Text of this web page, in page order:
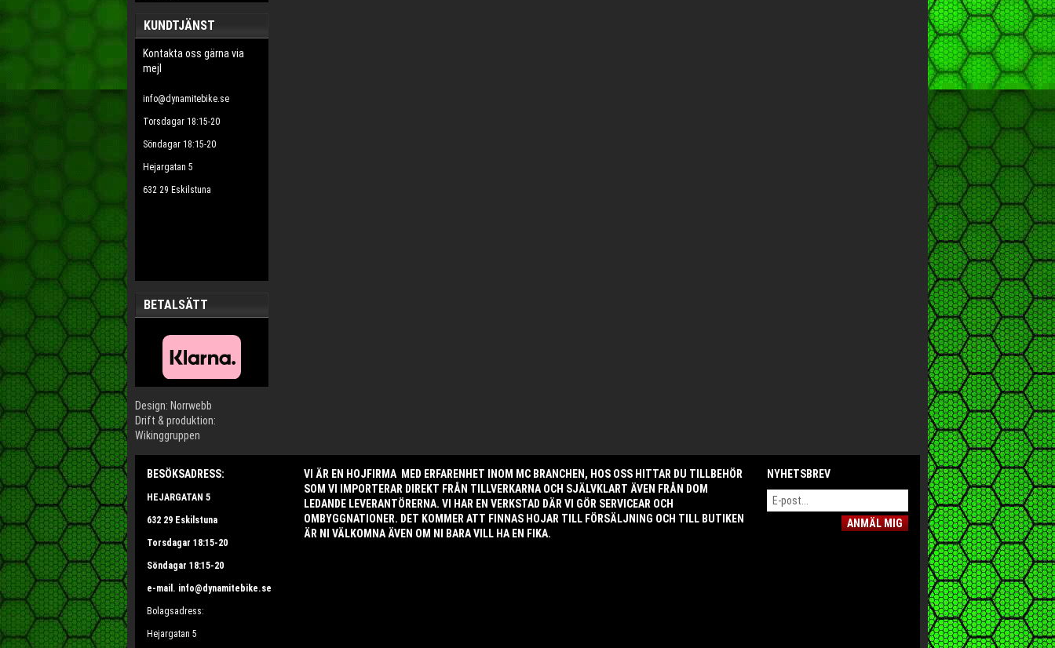
KUNDTJÄNST
Kontakta oss gärna via
mejl
info@dynamitebike.se
Torsdagar 18:15-20
Söndagar 18:15-20
Hejargatan 5
632 29 Eskilstuna
BETALSÄTT
Design: Norrwebb
Drift & produktion:
Wikinggruppen
BESÖKSADRESS:
HEJARGATAN 5
632 29 Eskilstuna
Torsdagar 18:15-20
Söndagar 18:15-20
e-mail. info@dynamitebike.se
Bolagsadress:
Hejargatan 5
NYHETSBREV
ANMÄL MIG
VI ÄR EN HOJFIRMA MED ERFARENHET INOM MC BRANCHEN, HOS OSS HITTAR DU TILLBEHÖR
SOM VI IMPORTERAR DIREKT FRÅN TILLVERKARNA OCH SJÄLVKLART ÄVEN FRÅN DOM
LEDANDE LEVERANTÖRERNA. VI HAR EN VERKSTAD DÄR VI GÖR SERVICEAR OCH
OMBYGGNATIONER. DET KOMMER ATT FINNAS HOJAR TILL FÖRSÄLJNING OCH TILL BUTIKEN
ÄR NI VÄLKOMNA ÄVEN OM NI BARA VILL HA EN FIKA.